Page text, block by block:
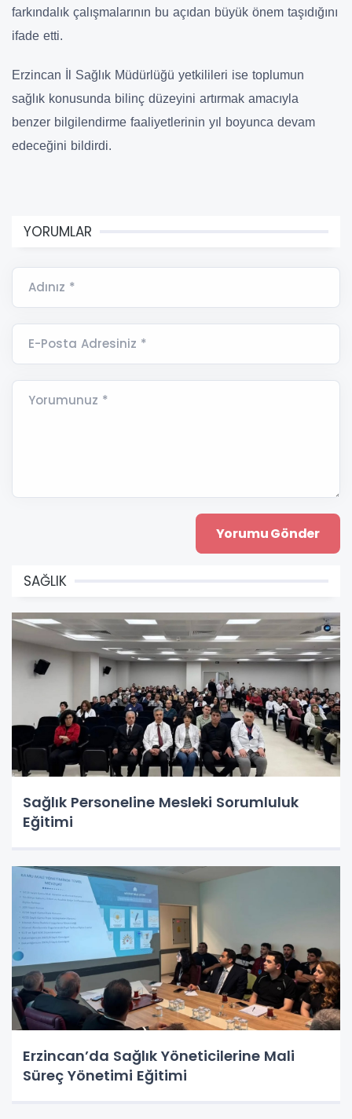
farkındalık çalışmalarının bu açıdan büyük önem taşıdığını
ifade etti.
Erzincan İl Sağlık Müdürlüğü yetkilileri ise toplumun
sağlık konusunda bilinç düzeyini artırmak amacıyla
benzer bilgilendirme faaliyetlerinin yıl boyunca devam
edeceğini bildirdi.
YORUMLAR
Adınız *
E-Posta Adresiniz *
Yorumunuz *
SAĞLIK
Sağlık Personeline Mesleki Sorumluluk
Eğitimi
Erzincan’da Sağlık Yöneticilerine Mali
Süreç Yönetimi Eğitimi